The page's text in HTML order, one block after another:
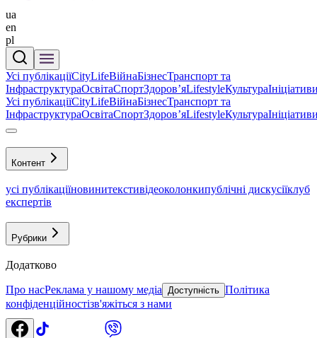
ua
en
pl
Усі публікаціїCityLifeВійнаБізнесТранспорт та
ІнфраструктураОсвітаСпортЗдоровʼяLifestyleКультура
Усі публікаціїCityLifeВійнаБізнесТранспорт та
ІнфраструктураОсвітаСпортЗдоровʼяLifestyleКультура
Контент
усі публікаціїновинитекстивідеоколонкипублічні дискусіїклуб
експертів
Рубрики
Додатково
Про насРеклама у нашому медіа Доступність Політика
конфіденційностізв'яжіться з нами